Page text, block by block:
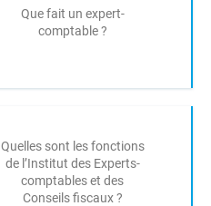
Que fait un expert-
comptable ?
Quelles sont les fonctions
de l’Institut des Experts-
comptables et des
Conseils fiscaux ?